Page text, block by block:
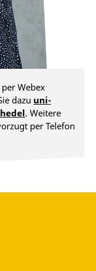
Webex
dazu uni-
. Weitere
per Telefon